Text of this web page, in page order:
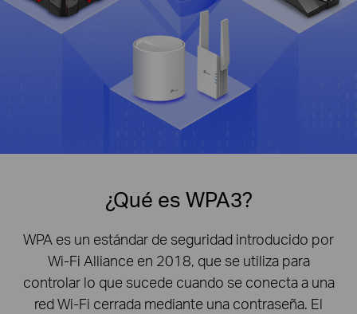
¿Qué es WPA3?
WPA es un estándar de seguridad introducido por
Wi-Fi Alliance en 2018, que se utiliza para
controlar lo que sucede cuando se conecta a una
red Wi-Fi cerrada mediante una contraseña. El